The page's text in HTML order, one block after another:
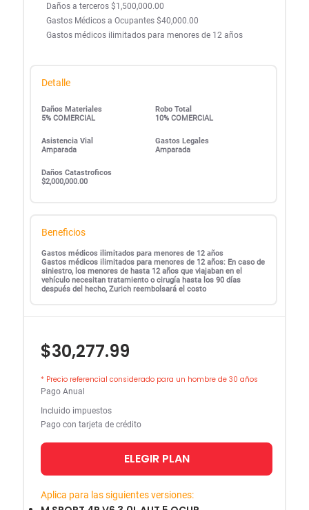
Daños a terceros $1,500,000.00
Gastos Médicos a Ocupantes $40,000.00
Gastos médicos ilimitados para menores de 12 años
Detalle
Daños Materiales
5% COMERCIAL
Robo Total
10% COMERCIAL
Asistencia Vial
Amparada
Gastos Legales
Amparada
Daños Catastroficos
$2,000,000.00
Beneficios
Gastos médicos ilimitados para menores de 12 años
Gastos médicos ilimitados para menores de 12 años: En caso de
siniestro, los menores de hasta 12 años que viajaban en el
vehículo necesitan tratamiento o cirugía hasta los 90 días
después del hecho, Zurich reembolsará el costo
$30,277.99
* Precio referencial considerado para un hombre de 30 años
Pago Anual
Incluido impuestos
Pago con tarjeta de crédito
ELEGIR PLAN
Aplica para las siguientes versiones: